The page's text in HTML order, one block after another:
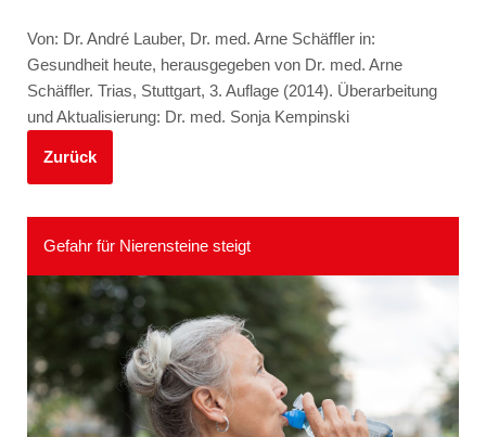
Von: Dr. André Lauber, Dr. med. Arne Schäffler in:
Gesundheit heute, herausgegeben von Dr. med. Arne
Schäffler. Trias, Stuttgart, 3. Auflage (2014). Überarbeitung
und Aktualisierung: Dr. med. Sonja Kempinski
Zurück
Gefahr für Nierensteine steigt